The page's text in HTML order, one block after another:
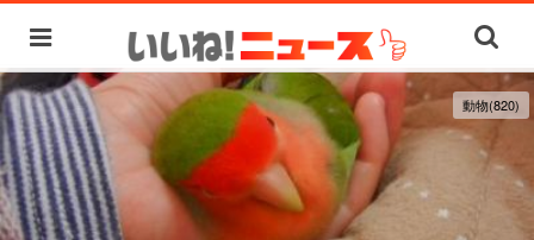
動物(820)